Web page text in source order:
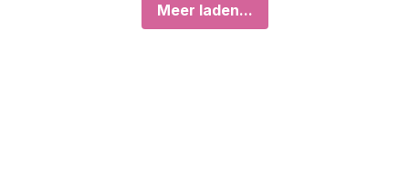
Meer laden...